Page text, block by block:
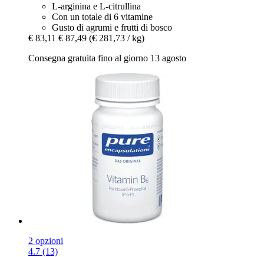
L-arginina e L-citrullina
Con un totale di 6 vitamine
Gusto di agrumi e frutti di bosco
€ 83,11 € 87,49 (€ 281,73 / kg)
Consegna gratuita fino al giorno 13 agosto
2 opzioni
4.7 (13)